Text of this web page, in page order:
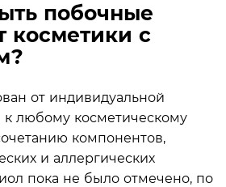
побочные
косметики с
от индивидуальной
к любому косметическому
компонентов,
и аллергических
пока не было отмечено, по